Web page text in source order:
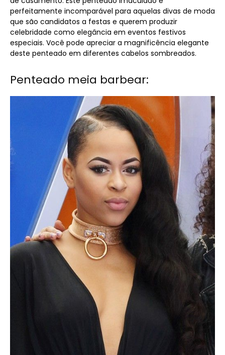
perfeitamente incomparável para aquelas divas de moda
que são candidatos a festas e querem produzir
celebridade como elegância em eventos festivos
especiais. Você pode apreciar a magnificência elegante
deste penteado em diferentes cabelos sombreados.
Penteado meia barbear: